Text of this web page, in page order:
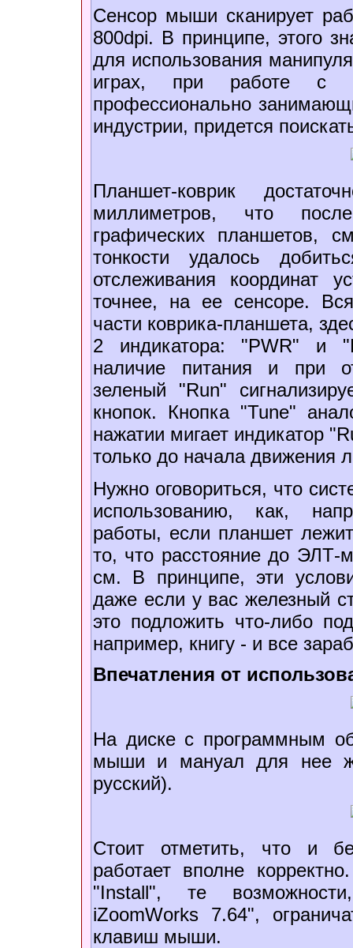
Сенсор мыши сканирует
800dpi. В принципе, этого
для использования
играх, при работе с
профессионально
индустрии, придется
Планшет-коврик
миллиметров, что
графических планшетов,
тонкости удалось
отслеживания координат
точнее, на ее сенсоре.
части коврика-планшета,
2 индикатора: "PWR" и
наличие питания и при
зеленый "Run"
кнопок. Кнопка "Tune"
нажатии мигает индикатор
только до начала движения
Нужно оговориться, что
использованию, как,
работы, если планшет
то, что расстояние до
см. В принципе, эти
даже если у вас железный
это подложить что-либо
например, книгу - и все
Впечатления от
На диске с программным
мыши и мануал для нее
русский).
Стоит отметить, что и
работает вполне
"Install", те
iZoomWorks 7.64",
клавиш мыши.